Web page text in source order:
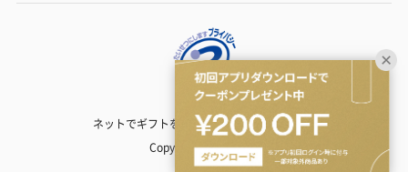
ネットでギフトを贈るなら | TANP（タンプ）
Copyright© TANP Inc.